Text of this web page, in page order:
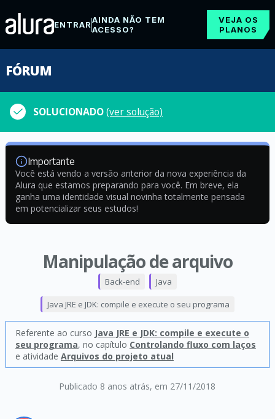
ENTRARAINDA NÃO TEM
ACESSO?
VEJA OS
PLANOS
FÓRUM
SOLUCIONADO(ver solução)
Importante
Você está vendo a versão anterior da nova experiência da
Alura que estamos preparando para você. Em breve, ela
ganha uma identidade visual novinha totalmente pensada
em potencializar seus estudos!
Manipulação de arquivo
Publicado 8 anos atrás, em 27/11/2018
Back-end Java
Java JRE e JDK: compile e execute o seu programa
Referente ao curso Java JRE e JDK: compile e execute o
seu programa, no capítulo Controlando fluxo com laços
e atividade Arquivos do projeto atual